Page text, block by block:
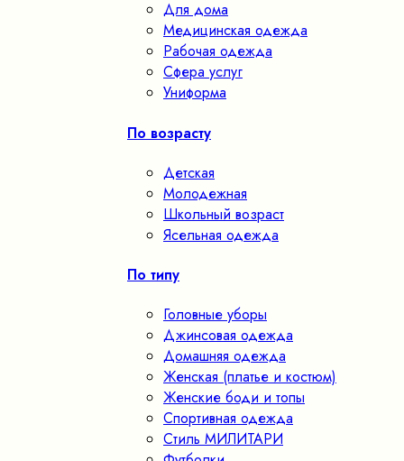
Для дома
Медицинская одежда
Рабочая одежда
Сфера услуг
Униформа
По возрасту
Детская
Молодежная
Школьный возраст
Ясельная одежда
По типу
Головные уборы
Джинсовая одежда
Домашняя одежда
Женская (платье и костюм)
Женские боди и топы
Спортивная одежда
Стиль МИЛИТАРИ